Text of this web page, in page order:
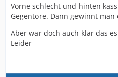
Vorne schlecht und hinten
Gegentore. Dann gewinnt
Aber war doch auch klar das
Leider